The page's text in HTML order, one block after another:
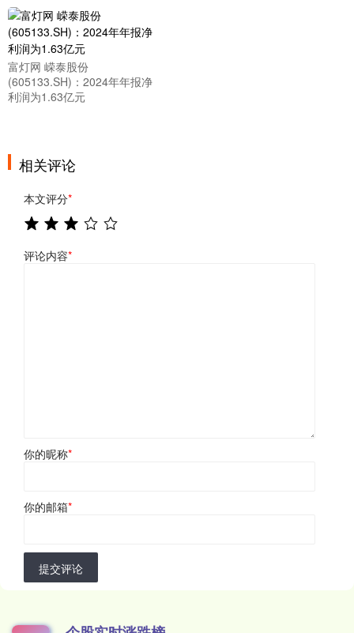
富灯网 嵘泰股份
(605133.SH)：2024年年报净
利润为1.63亿元
相关评论
本文评分*
评论内容*
你的昵称*
你的邮箱*
提交评论